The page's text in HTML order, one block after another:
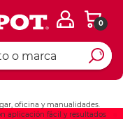
0
oficina y manualidades.
aplicación fácil y resultados
Ingresar Codigo